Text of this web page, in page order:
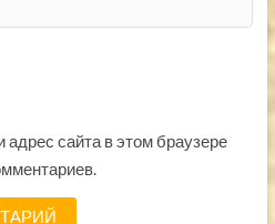
сайта в этом браузере